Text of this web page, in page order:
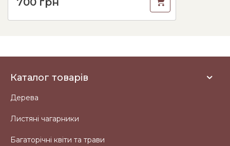
Каталог товарів
Дерева
Листяні чагарники
Багаторічні квіти та трави